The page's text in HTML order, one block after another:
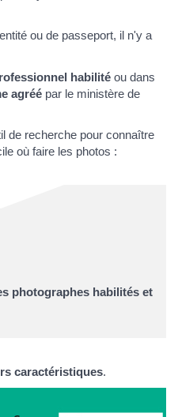
ou de passeport, il n'y a
habilité ou dans
agréé par le ministère de
de recherche pour connaître
où faire les photos :
photographes habilités et
caractéristiques.